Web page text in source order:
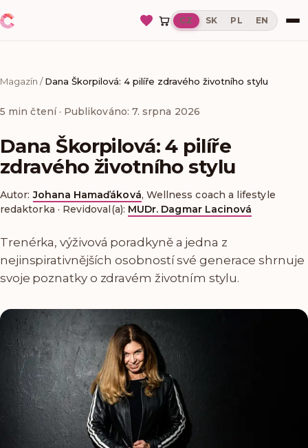
CZ SK PL EN
Magazín /Dana Škorpilová: 4 pilíře zdravého životního stylu
5 min čtení· Publikováno: 7. srpna 2026
Dana Škorpilová: 4 pilíře
zdravého životního stylu
Autor: Johana Hamaďáková, Wellness coach a lifestyle
redaktorka · Revidoval(a): MUDr. Dagmar Lacinová
Trenérka, výživová poradkyně a jedna z
nejinspirativnějších osobností své generace shrnuje
svoje poznatky o zdravém životním stylu.